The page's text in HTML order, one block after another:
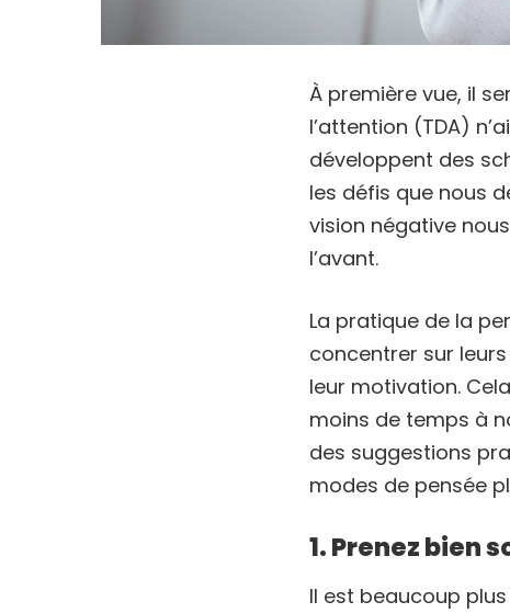
À première vue, il
l’attention (TDA)
développent des
les défis que nous
vision négative
l’avant.
La pratique de la
concentrer sur
leur motivation.
moins de temps à
des suggestions
modes de pensée
1. Prenez bien
Il est beaucoup